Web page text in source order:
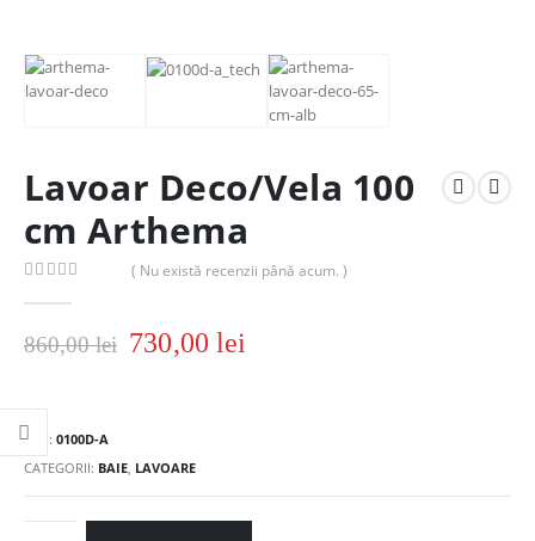
Lavoar Deco/Vela 100
cm Arthema
( Nu există recenzii până acum. )
860,00lei 730,00lei
SKU: 0100D-A
CATEGORII: BAIE LAVOARE